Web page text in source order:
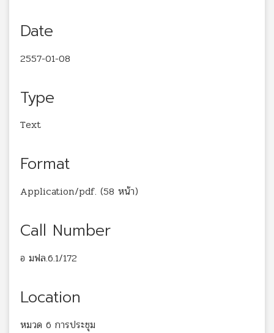
Date
2557-01-08
Type
Text
Format
Application/pdf. (58 หน้า)
Call Number
อ มฟล.6.1/172
Location
หมวด 6 การประชุม